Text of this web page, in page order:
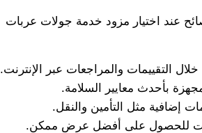
عند اختيار مزود خدمة جولات عربات
التقييمات والمراجعات عبر الإنترنت.
بأحدث معايير السلامة.
إضافية مثل التأمين والنقل.
للحصول على أفضل عرض ممكن.